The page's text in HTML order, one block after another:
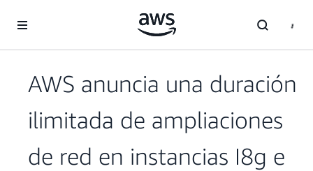
AWS anuncia una duración
ilimitada de ampliaciones
de red en instancias I8g e